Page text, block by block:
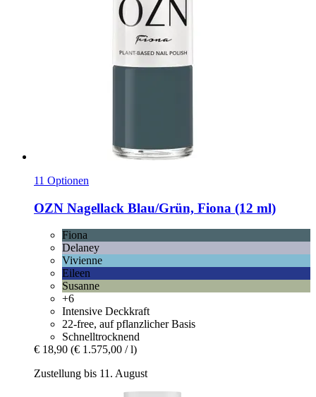
11 Optionen
OZN Nagellack Blau/Grün, Fiona (12 ml)
Fiona
Delaney
Vivienne
Eileen
Susanne
+6
Intensive Deckkraft
22-free, auf pflanzlicher Basis
Schnelltrocknend
€ 18,90 (€ 1.575,00 / l)
Zustellung bis 11. August